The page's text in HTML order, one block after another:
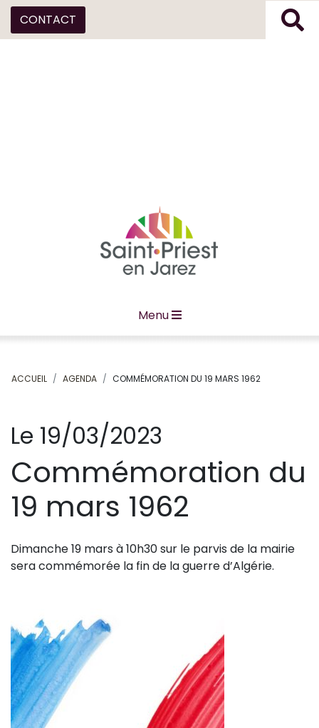
CONTACT
Menu
ACCUEIL AGENDA COMMÉMORATION DU 19 MARS 1962
Le 19/03/2023
Commémoration du
19 mars 1962
Dimanche 19 mars à 10h30 sur le parvis de la mairie
sera commémorée la fin de la guerre d’Algérie.